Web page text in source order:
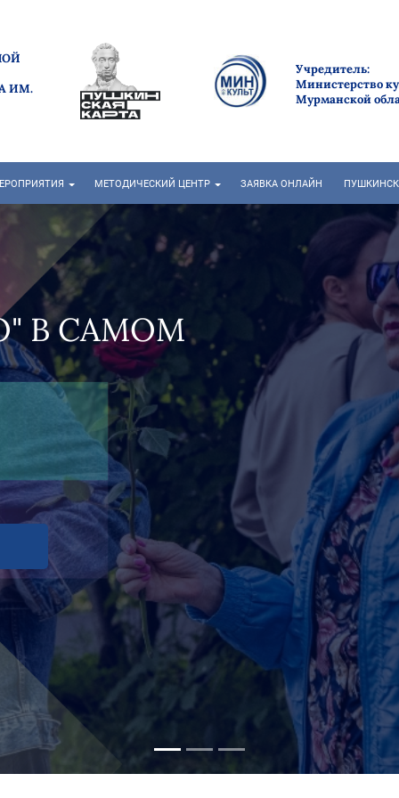
ИМ.
Учредитель:
Министерство
Мурманской
МЕТОДИЧЕСКИЙ ЦЕНТР ЗАЯВКА ОНЛАЙН